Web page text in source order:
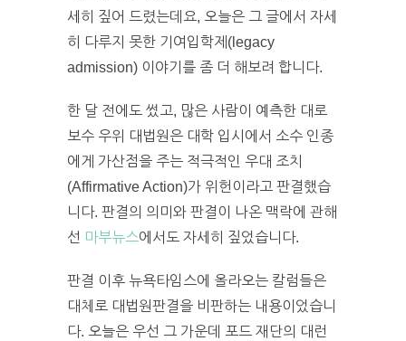
세히 짚어 드렸는데요, 오늘은 그 글에서 자세
히 다루지 못한 기여입학제(legacy
admission) 이야기를 좀 더 해보려 합니다.
한 달 전에도 썼고, 많은 사람이 예측한 대로
보수 우위 대법원은 대학 입시에서 소수 인종
에게 가산점을 주는 적극적인 우대 조치
(Affirmative Action)가 위헌이라고 판결했습
니다. 판결의 의미와 판결이 나온 맥락에 관해
선 마부뉴스에서도 자세히 짚었습니다.
판결 이후 뉴욕타임스에 올라오는 칼럼들은
대체로 대법원판결을 비판하는 내용이었습니
다. 오늘은 우선 그 가운데 포드 재단의 대런